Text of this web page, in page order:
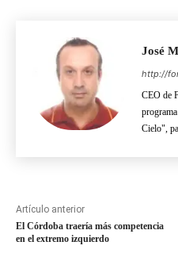
José
http://
CEO de
Cielo",
Artículo anterior
El Córdoba traería más competencia
en el extremo izquierdo